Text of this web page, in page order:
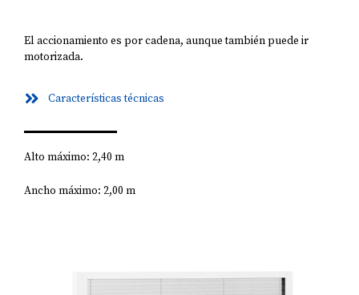
El accionamiento es por cadena, aunque también puede ir
motorizada.
Características técnicas
Alto máximo: 2,40 m
Ancho máximo: 2,00 m